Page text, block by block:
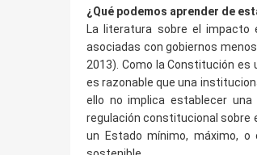
¿Qué podemos aprender de
La literatura sobre el impacto
asociadas con gobiernos
2013). Como la Constitución
es razonable que una
ello no implica establecer
regulación constitucional sobre
un Estado mínimo, máximo,